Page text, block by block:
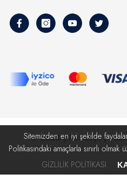
© 2023 | Pet Keys | Tüm
Sitemizden en iyi şekilde
Politikasındaki amaçlarla sınırlı
GIZLILIK POLITIKASI